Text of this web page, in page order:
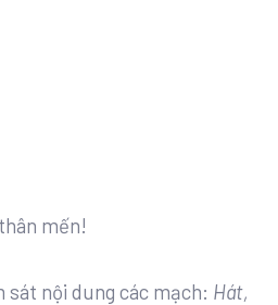
mến!
sát nội dung các mạch: Hát,